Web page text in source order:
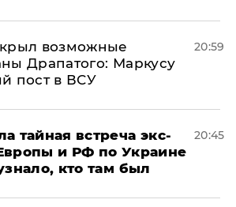
возможные
Драпатого: Маркусу
пост в ВСУ
20:59
тайная встреча экс-
и РФ по Украине
кто там был
20:45